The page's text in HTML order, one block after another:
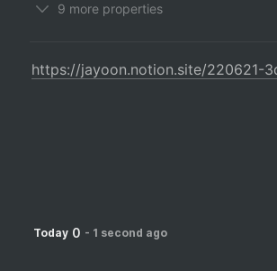
9 more properties
https://jayoon.notion.site/220621-
Today 0 - 1 second ago